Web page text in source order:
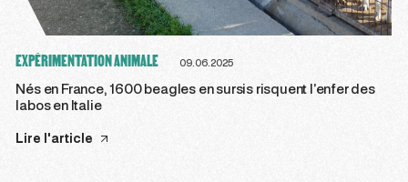
EXPÉRIMENTATION ANIMALE 09.06.2025
Nés en France, 1600 beagles en sursis risquent l’enfer des
labos en Italie
Lire l'article